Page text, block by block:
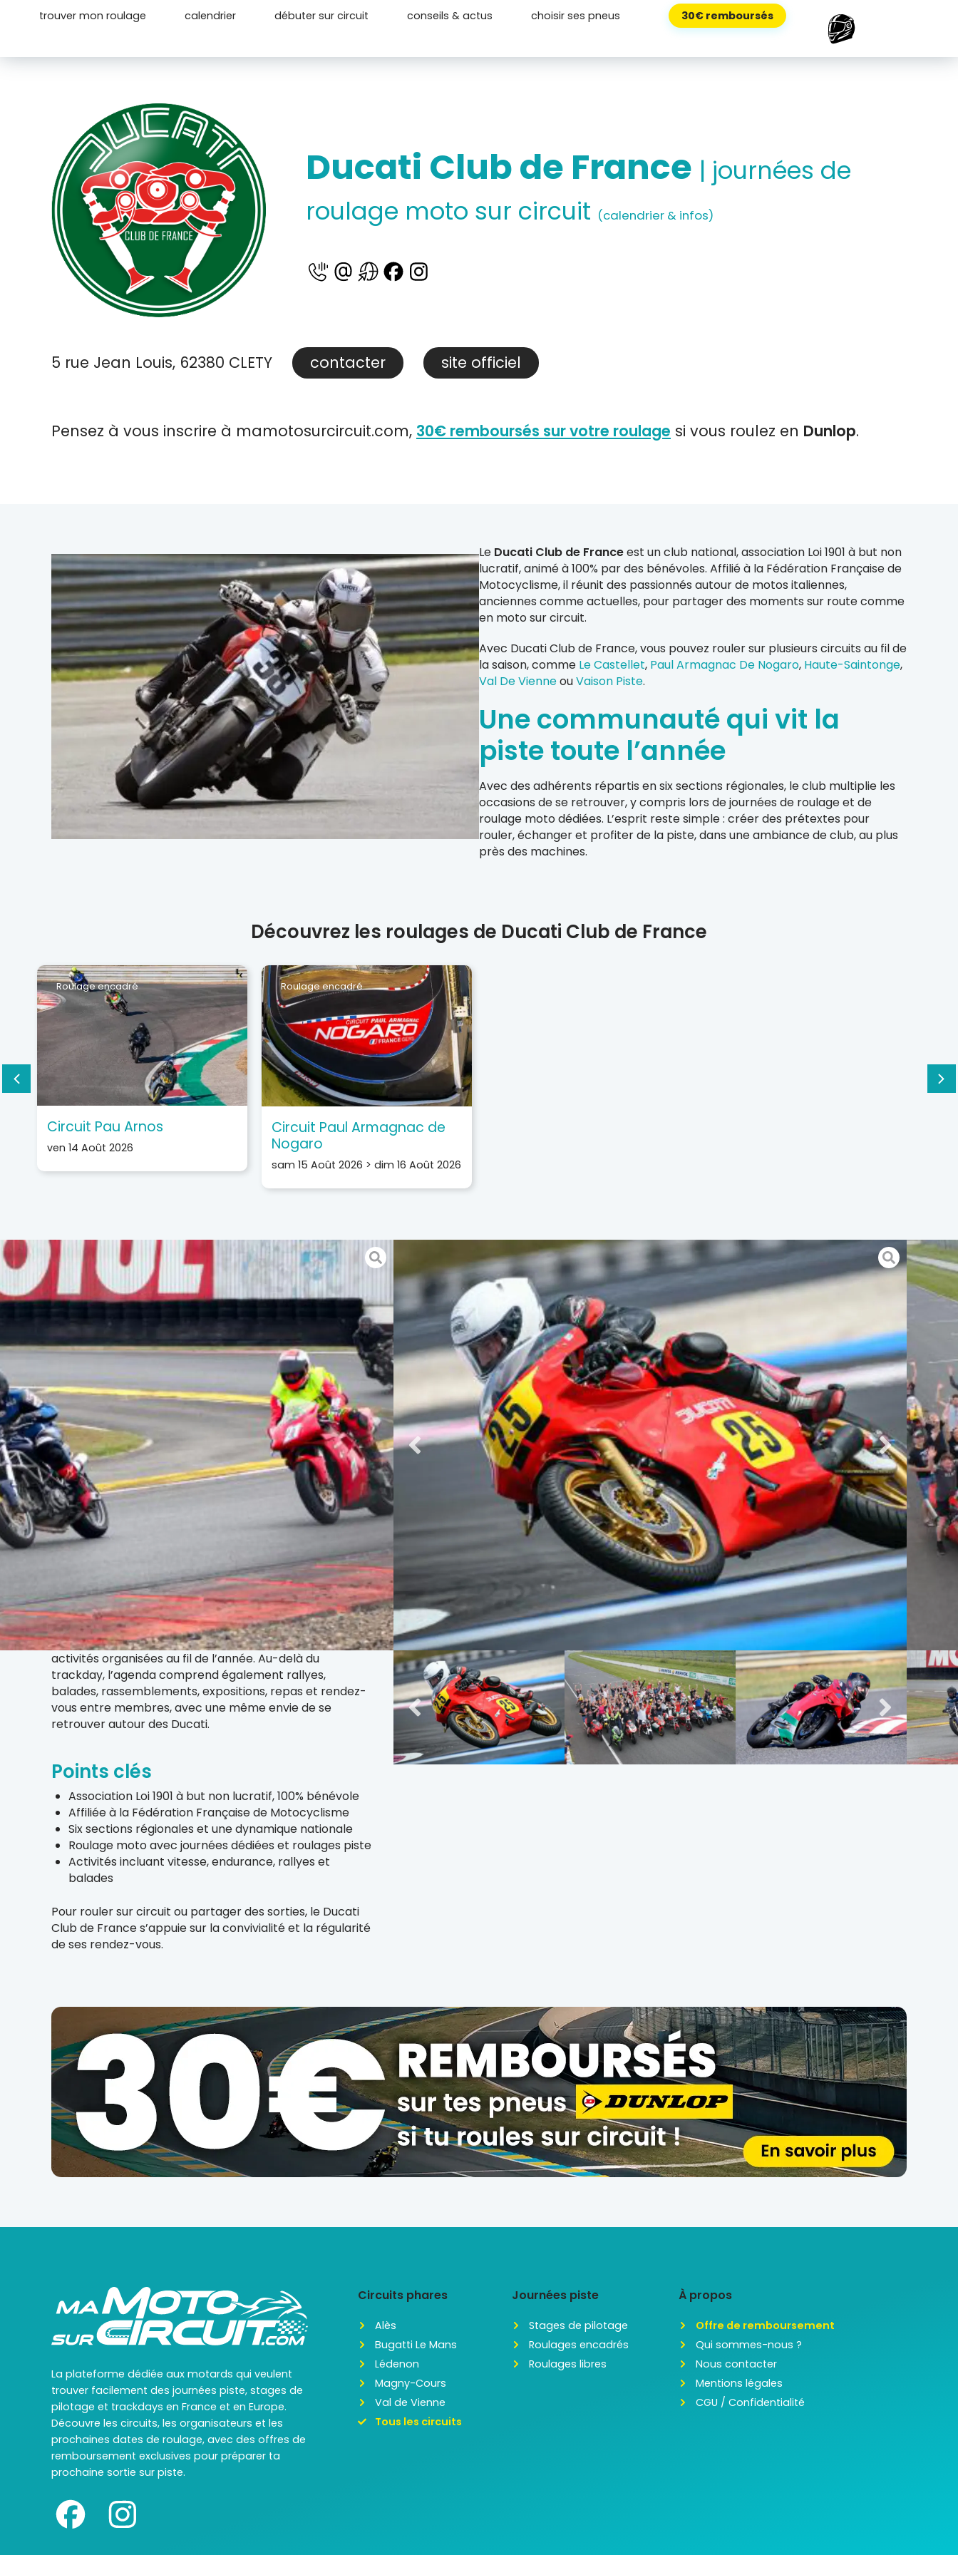
trouver mon roulage calendrier débuter sur circuit conseils & actus choisir ses pneus 30€ remboursés
Ducati Club de France | journées de
roulage moto sur circuit (calendrier & infos)
5 rue Jean Louis, 62380 CLETY contacter site officiel
Pensez à vous inscrire à mamotosurcircuit.com, 30€ remboursés sur votre roulage si vous roulez en Dunlop.
Le Ducati Club de Franceest un club national, association Loi 1901 à but non
lucratif, animé à 100% par des bénévoles. Affilié à la Fédération Française de
Motocyclisme, il réunit des passionnés autour de motos italiennes,
anciennes comme actuelles, pour partager des moments sur route comme
en moto sur circuit.
Avec Ducati Club de France, vous pouvez rouler sur plusieurs circuits au fil de
la saison, comme Le Castellet, Paul Armagnac De Nogaro, Haute-Saintonge,
Val De VienneouVaison Piste.
Une communauté qui vit la
piste toute l’année
Avec des adhérents répartis en six sections régionales, le club multiplie les
occasions de se retrouver, y compris lors de journées de roulage et de
roulage moto dédiées. L’esprit reste simple : créer des prétextes pour
rouler, échanger et profiter de la piste, dans une ambiance de club, au plus
près des machines.
Découvrez les roulages de Ducati Club de France
Roulage encadré
Circuit Pau Arnos
ven 14 Août 2026
Roulage encadré
Circuit Paul Armagnac de
Nogaro
sam 15 Août 2026 > dim 16 Août 2026
Journée de roulage et
trackday : l’ADN
“Passione Pista”
Le Ducati Club de France propose des roulages piste
sous forme de journées dédiées, pensées comme des
retrouvailles de passionnés. Ces journées permettent de
venir rouler sans pression, avec l’idée de se faire plaisir en
moto sur circuit et de partager le paddock entre
adhérents. Le club organise aussi des activités de
compétition, avec des formats vitesse et endurance,
pour ceux qui veulent aller plus loin dans la pratique sur
piste.
Un cadre associatif, des
activités variées
Association nationale, le club fonctionne grâce à des
bénévoles et s’appuie sur un réseau de sections
régionales. L’adhésion donne accès aux manifestations et
activités organisées au fil de l’année. Au-delà du
trackday, l’agenda comprend également rallyes,
balades, rassemblements, expositions, repas et rendez-
vous entre membres, avec une même envie de se
retrouver autour des Ducati.
Points clés
Association Loi 1901 à but non lucratif, 100% bénévole
Affiliée à la Fédération Française de Motocyclisme
Six sections régionales et une dynamique nationale
Roulage moto avec journées dédiées et roulages piste
Activités incluant vitesse, endurance, rallyes et
balades
Pour rouler sur circuit ou partager des sorties, le Ducati
Club de France s’appuie sur la convivialité et la régularité
de ses rendez-vous.
La plateforme dédiée aux motards qui veulent
trouver facilement des journées piste, stages de
pilotage et trackdays en France et en Europe.
Découvre les circuits, les organisateurs et les
prochaines dates de roulage, avec des offres de
remboursement exclusives pour préparer ta
prochaine sortie sur piste.
Circuits phares
Alès
Bugatti Le Mans
Lédenon
Magny-Cours
Val de Vienne
Tous les circuits
Journées piste
Stages de pilotage
Roulages encadrés
Roulages libres
À propos
Offre de remboursement
Qui sommes-nous ?
Nous contacter
Mentions légales
CGU / Confidentialité